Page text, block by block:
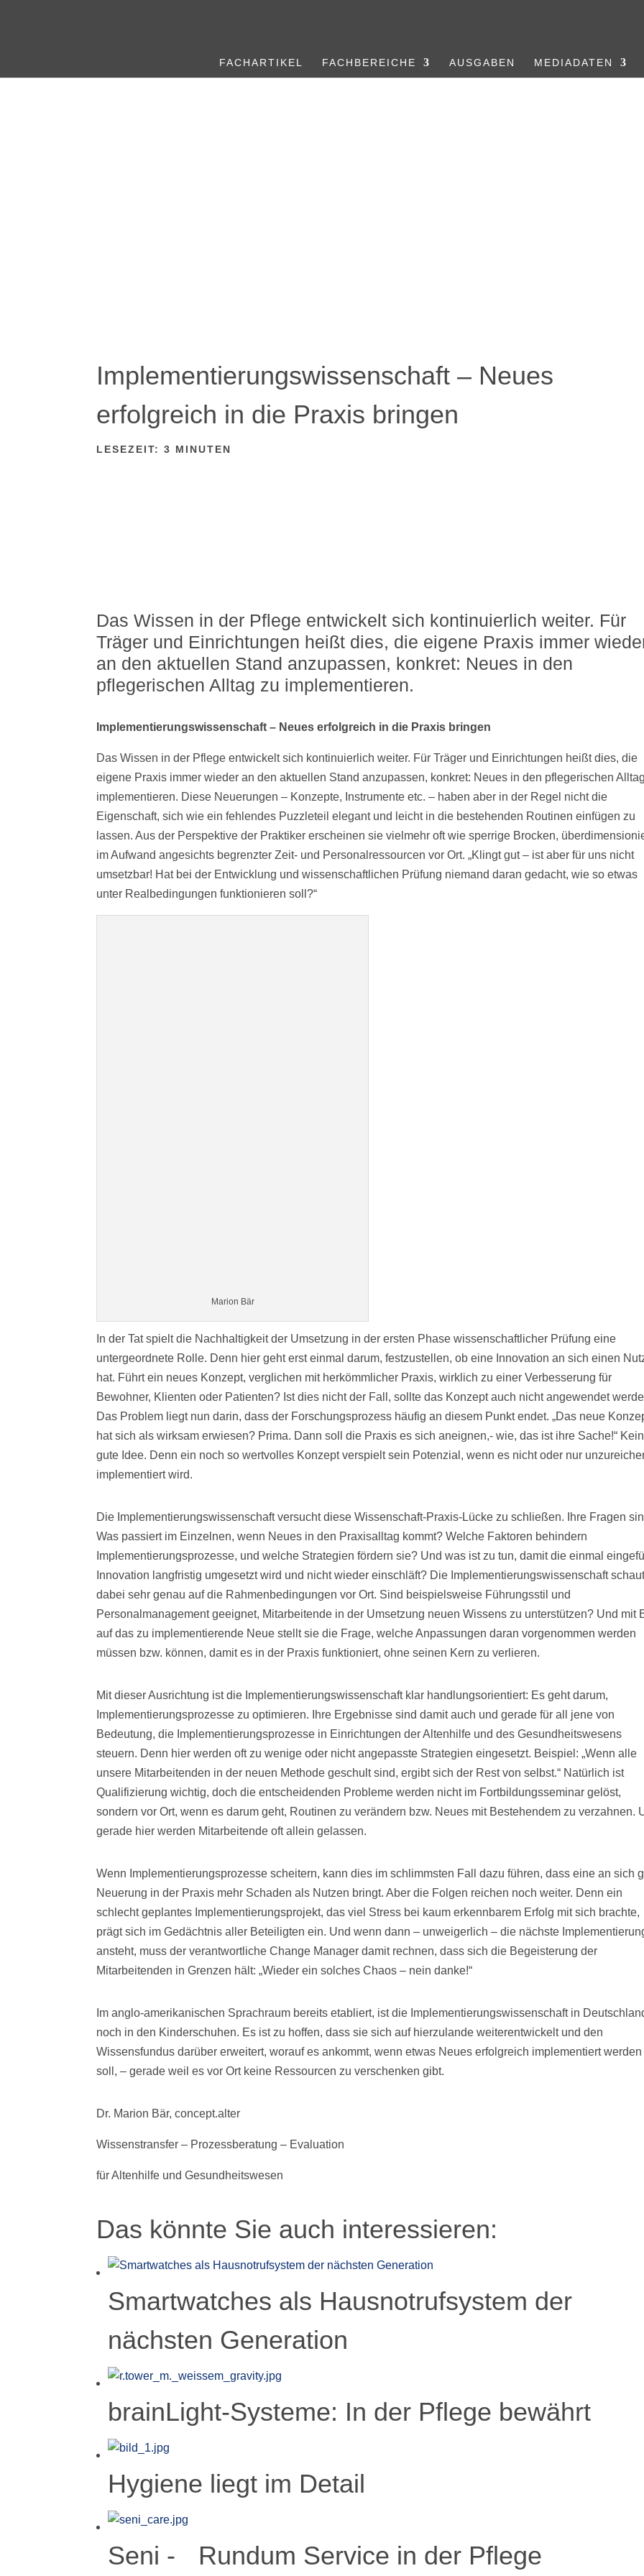
FACHARTIKEL FACHBEREICHE AUSGABEN MEDIADATEN
Implementierungswissenschaft – Neues
erfolgreich in die Praxis bringen
LESEZEIT: 3 MINUTEN
Das Wissen in der Pflege entwickelt sich kontinuierlich weiter. Für
Träger und Einrichtungen heißt dies, die eigene Praxis immer
an den aktuellen Stand anzupassen, konkret: Neues in den
pflegerischen Alltag zu implementieren.
Implementierungswissenschaft – Neues erfolgreich in die Praxis bringen
Das Wissen in der Pflege entwickelt sich kontinuierlich weiter. Für Träger und Einrichtungen heißt dies, die
eigene Praxis immer wieder an den aktuellen Stand anzupassen, konkret: Neues in den pflegerischen
implementieren. Diese Neuerungen – Konzepte, Instrumente etc. – haben aber in der Regel nicht die
Eigenschaft, sich wie ein fehlendes Puzzleteil elegant und leicht in die bestehenden Routinen einfügen zu
lassen. Aus der Perspektive der Praktiker erscheinen sie vielmehr oft wie sperrige Brocken,
im Aufwand angesichts begrenzter Zeit- und Personalressourcen vor Ort. „Klingt gut – ist aber für uns nicht
umsetzbar! Hat bei der Entwicklung und wissenschaftlichen Prüfung niemand daran gedacht, wie so etwas
unter Realbedingungen funktionieren soll?“
Marion Bär
In der Tat spielt die Nachhaltigkeit der Umsetzung in der ersten Phase wissenschaftlicher Prüfung eine
untergeordnete Rolle. Denn hier geht erst einmal darum, festzustellen, ob eine Innovation an sich einen
hat. Führt ein neues Konzept, verglichen mit herkömmlicher Praxis, wirklich zu einer Verbesserung für
Bewohner, Klienten oder Patienten? Ist dies nicht der Fall, sollte das Konzept auch nicht angewendet
Das Problem liegt nun darin, dass der Forschungsprozess häufig an diesem Punkt endet. „Das neue
hat sich als wirksam erwiesen? Prima. Dann soll die Praxis es sich aneignen,- wie, das ist ihre Sache!“
gute Idee. Denn ein noch so wertvolles Konzept verspielt sein Potenzial, wenn es nicht oder nur
implementiert wird.
Die Implementierungswissenschaft versucht diese Wissenschaft-Praxis-Lücke zu schließen. Ihre Fragen
Was passiert im Einzelnen, wenn Neues in den Praxisalltag kommt? Welche Faktoren behindern
Implementierungsprozesse, und welche Strategien fördern sie? Und was ist zu tun, damit die einmal
Innovation langfristig umgesetzt wird und nicht wieder einschläft? Die Implementierungswissenschaft
dabei sehr genau auf die Rahmenbedingungen vor Ort. Sind beispielsweise Führungsstil und
Personalmanagement geeignet, Mitarbeitende in der Umsetzung neuen Wissens zu unterstützen? Und mit
auf das zu implementierende Neue stellt sie die Frage, welche Anpassungen daran vorgenommen werden
müssen bzw. können, damit es in der Praxis funktioniert, ohne seinen Kern zu verlieren.
Mit dieser Ausrichtung ist die Implementierungswissenschaft klar handlungsorientiert: Es geht darum,
Implementierungsprozesse zu optimieren. Ihre Ergebnisse sind damit auch und gerade für all jene von
Bedeutung, die Implementierungsprozesse in Einrichtungen der Altenhilfe und des Gesundheitswesens
steuern. Denn hier werden oft zu wenige oder nicht angepasste Strategien eingesetzt. Beispiel: „Wenn alle
unsere Mitarbeitenden in der neuen Methode geschult sind, ergibt sich der Rest von selbst.“ Natürlich ist
Qualifizierung wichtig, doch die entscheidenden Probleme werden nicht im Fortbildungsseminar gelöst,
sondern vor Ort, wenn es darum geht, Routinen zu verändern bzw. Neues mit Bestehendem zu verzahnen.
gerade hier werden Mitarbeitende oft allein gelassen.
Wenn Implementierungsprozesse scheitern, kann dies im schlimmsten Fall dazu führen, dass eine an sich
Neuerung in der Praxis mehr Schaden als Nutzen bringt. Aber die Folgen reichen noch weiter. Denn ein
schlecht geplantes Implementierungsprojekt, das viel Stress bei kaum erkennbarem Erfolg mit sich brachte,
prägt sich im Gedächtnis aller Beteiligten ein. Und wenn dann – unweigerlich – die nächste
ansteht, muss der verantwortliche Change Manager damit rechnen, dass sich die Begeisterung der
Mitarbeitenden in Grenzen hält: „Wieder ein solches Chaos – nein danke!“
Im anglo-amerikanischen Sprachraum bereits etabliert, ist die Implementierungswissenschaft in
noch in den Kinderschuhen. Es ist zu hoffen, dass sie sich auf hierzulande weiterentwickelt und den
Wissensfundus darüber erweitert, worauf es ankommt, wenn etwas Neues erfolgreich implementiert werden
soll, – gerade weil es vor Ort keine Ressourcen zu verschenken gibt.
Dr. Marion Bär, concept.alter
Wissenstransfer – Prozessberatung – Evaluation
für Altenhilfe und Gesundheitswesen
Das könnte Sie auch interessieren:
Smartwatches als Hausnotrufsystem der
nächsten Generation
brainLight-Systeme: In der Pflege bewährt
Hygiene liegt im Detail
Seni - Rundum Service in der Pflege